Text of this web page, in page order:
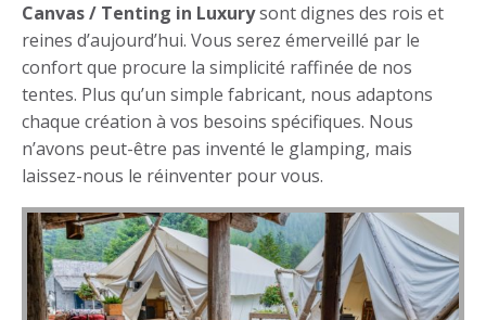
Canvas / Tenting in Luxurysont dignes des rois et
reines d’aujourd’hui. Vous serez émerveillé par le
confort que procure la simplicité raffinée de nos
tentes. Plus qu’un simple fabricant, nous adaptons
chaque création à vos besoins spécifiques. Nous
n’avons peut-être pas inventé le glamping, mais
laissez-nous le réinventer pour vous.